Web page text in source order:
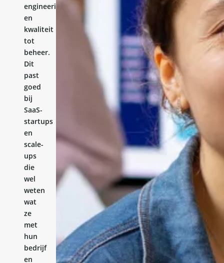
engineering
en
kwaliteit
tot
beheer.
Dit
past
goed
bij
SaaS-
startups
en
scale-
ups
die
wel
weten
wat
ze
met
hun
bedrijf
en